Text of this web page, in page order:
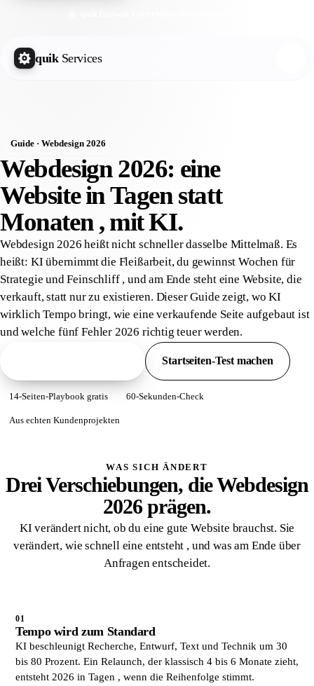
quik Services
Guide · Webdesign 2026
Webdesign 2026: eine
Website inTagenstatt
Monaten , mit KI.
Webdesign 2026 heißt nicht schneller dasselbe Mittelmaß. Es
heißt: KI übernimmt die Fleißarbeit, du gewinnst Wochen für
Strategie und Feinschliff , und am Ende steht eine Website, die
verkauft, statt nur zu existieren. Dieser Guide zeigt, wo KI
wirklich Tempo bringt, wie eine verkaufende Seite aufgebaut ist
und welche fünf Fehler 2026 richtig teuer werden.
Startseiten-Test machen
14-Seiten-Playbook gratis 60-Sekunden-Check
Aus echten Kundenprojekten
WAS SICH ÄNDERT
Drei Verschiebungen, die Webdesign
2026 prägen.
KI verändert nicht, ob du eine gute Website brauchst. Sie
verändert, wie schnell eine entsteht , und was am Ende über
Anfragen entscheidet.
01
Tempo wird zum Standard
KI beschleunigt Recherche, Entwurf, Text und Technik um 30
bis 80 Prozent. Ein Relaunch, der klassisch 4 bis 6 Monate zieht,
entsteht 2026 in Tagen , wenn die Reihenfolge stimmt.